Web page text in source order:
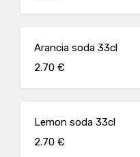
Arancia soda 33cl
2.70 €
Lemon soda 33cl
2.70 €